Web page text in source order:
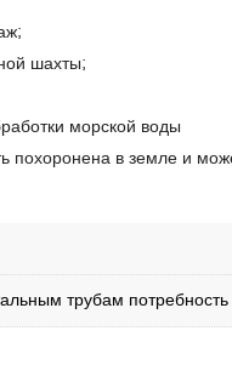
шахты;
морской воды
в земле и
трубам